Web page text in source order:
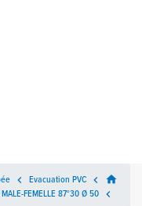
home

Evacuation PVC


MALE-FEMELLE 87°30 Ø 50